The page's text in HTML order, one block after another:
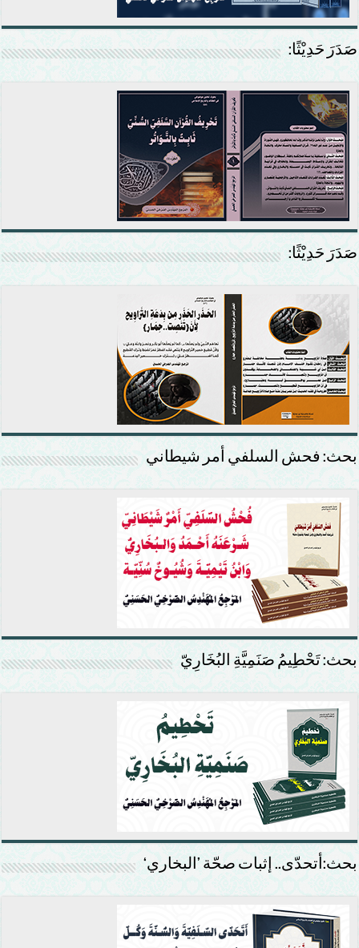
صَدَرَ حَدِيْثًا:
صَدَرَ حَدِيْثًا:
بحث: فحش السلفي أمر شيطاني
بحث: تَحْطِيمُ صَنَمِيَّةِ البُخَارِيّ
بحث:أتحدّى.. إثبات صحّة ’البخاري‘